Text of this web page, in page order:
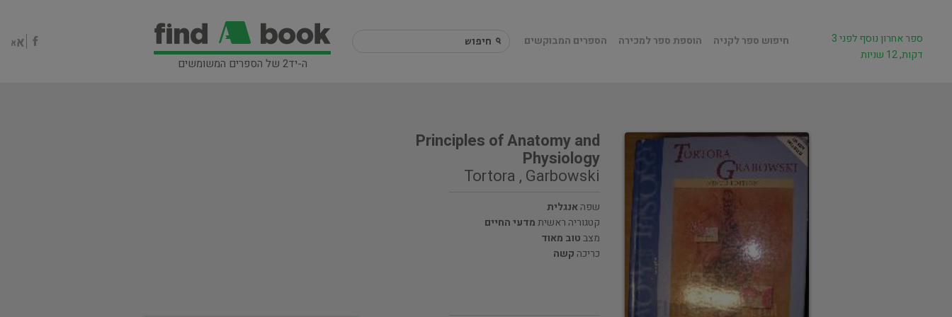
ה-יד2 של הספרים המשומשים
חיפוש ספר לקניה הוספת ספר למכירה הספרים המבוקשים
ספר אחרון נוסף לפני 3
דקות, 12 שניות
Principles of Anatomy and
Physiology
Tortora , Garbowski
שפהאנגלית
קטגוריה ראשיתמדעי החיים
מצבטוב מאוד
כריכה קשה